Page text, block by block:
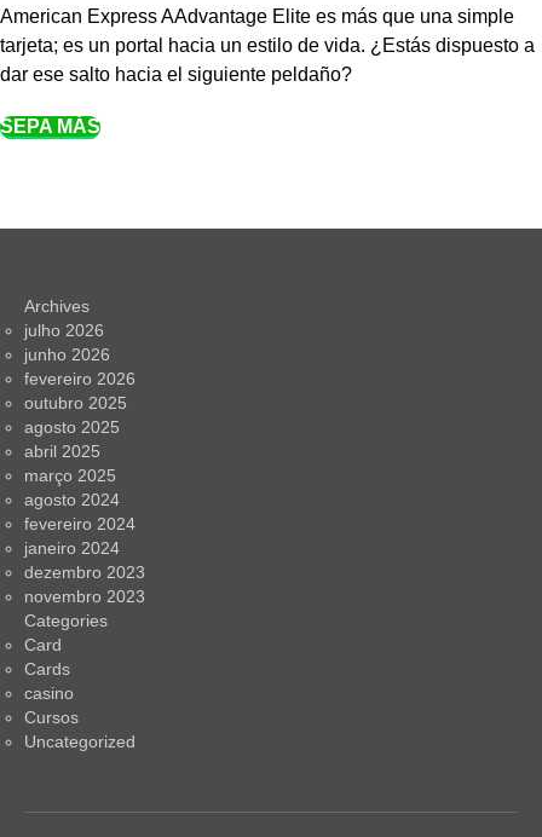
American Express AAdvantage Elite es más que una simple
tarjeta; es un portal hacia un estilo de vida. ¿Estás dispuesto a
dar ese salto hacia el siguiente peldaño?
SEPA MÁS
Archives
julho 2026
junho 2026
fevereiro 2026
outubro 2025
agosto 2025
abril 2025
março 2025
agosto 2024
fevereiro 2024
janeiro 2024
dezembro 2023
novembro 2023
Categories
Card
Cards
casino
Cursos
Uncategorized